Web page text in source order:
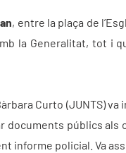
, entre la plaça de
la Generalitat, tot i
Curto (JUNTS) va
públics als
informe policial. Va